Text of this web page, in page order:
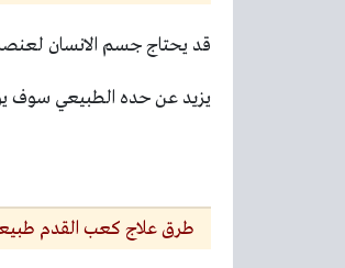
قد يحتاج جسم الانسان
يزيد عن حده الطبيعي سوف
طرق علاج كعب القدم